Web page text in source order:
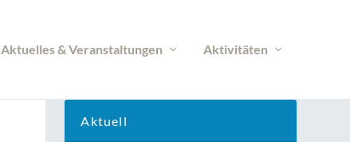
Aktuelles & Veranstaltungen Aktivitäten
Aktuell